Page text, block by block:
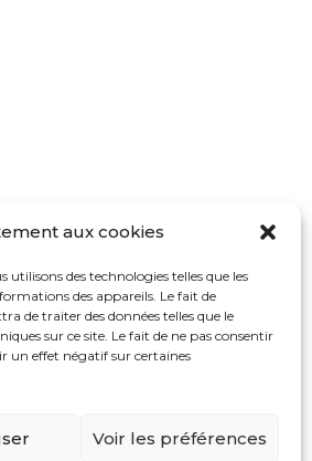
aux cookies
utilisons des technologies telles que les
des appareils. Le fait de
de traiter des données telles que le
sur ce site. Le fait de ne pas consentir
un effet négatif sur certaines
Voir les préférences